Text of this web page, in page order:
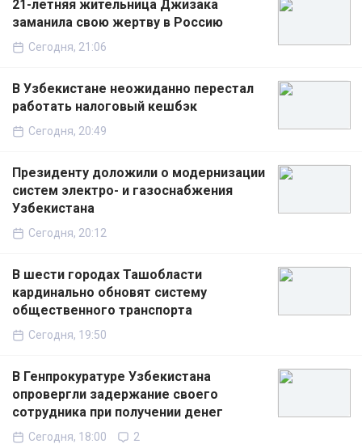
21-летняя жительница Джизака
заманила свою жертву в Россию
Сегодня, 21:06
В Узбекистане неожиданно перестал
работать налоговый кешбэк
Сегодня, 20:49
Президенту доложили о модернизации
систем электро- и газоснабжения
Узбекистана
Сегодня, 20:12
В шести городах Ташобласти
кардинально обновят систему
общественного транспорта
Сегодня, 19:50
В Генпрокуратуре Узбекистана
опровергли задержание своего
сотрудника при получении денег
Сегодня, 18:00 2